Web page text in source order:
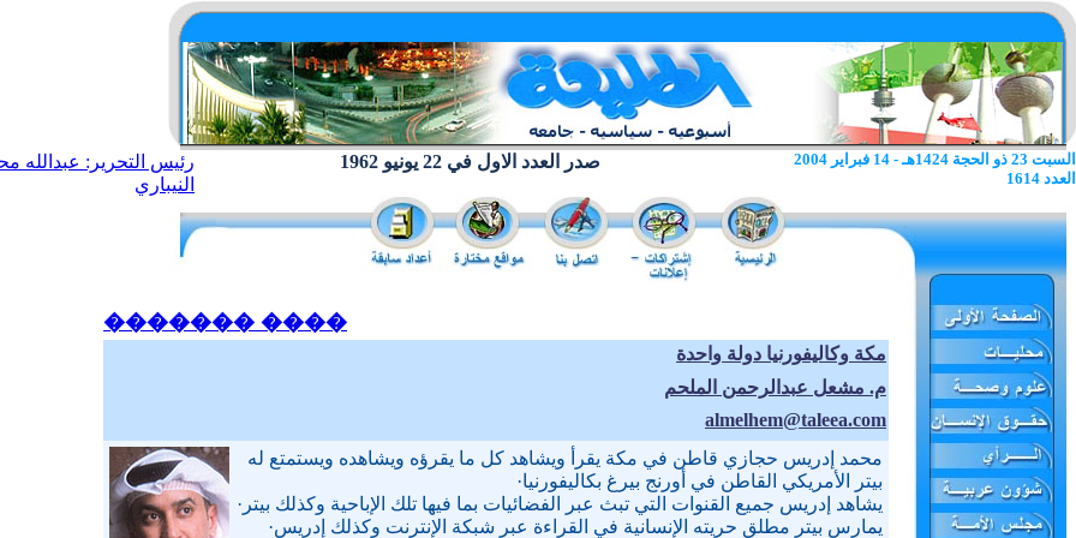
رئيس التحرير: عبدالله
النيباري
صدر العدد الاول في 22 يونيو 1962
السبت 23 ذو الحجة 1424هـ - 14 فبراير 2004
العدد 1614
���� �������
مكة وكاليفورنيا دولة واحدة
م. مشعل عبدالرحمن الملحم
almelhem@taleea.com
محمد إدريس حجازي قاطن في مكة يقرأ ويشاهد كل ما يقرؤه ويشاهده ويستمتع له
بيتر الأمريكي القاطن في أورنج بيرغ بكاليفورنيا·
يشاهد إدريس جميع القنوات التي تبث عبر الفضائيات بما فيها تلك الإباحية وكذلك بيتر·
يمارس بيتر مطلق حريته الإنسانية في القراءة عبر شبكة الإنترنت وكذلك إدريس·